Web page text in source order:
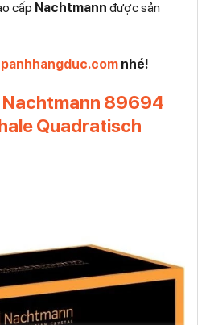
cấp Nachtmann được sản
nhé!
Nachtmann 89694
Quadratisch